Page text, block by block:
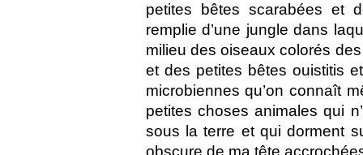
petites bêtes scarabées et
remplie d’une jungle dans
milieu des oiseaux colorés
et des petites bêtes ouistitis
microbiennes qu’on connaît
petites choses animales qui
sous la terre et qui dorment
obscure de ma tête